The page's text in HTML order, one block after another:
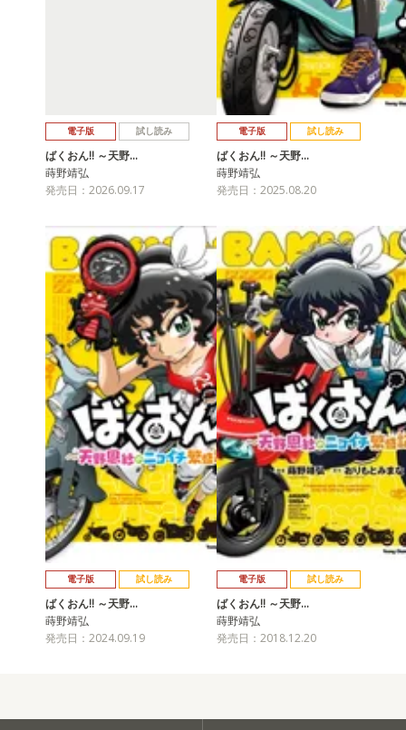
電子版 試し読み
ばくおん!! ～天野…
蒔野靖弘
発売日：2026.09.17
電子版 試し読み
ばくおん!! ～天野…
蒔野靖弘
発売日：2025.08.20
電子版 試し読み
ばくおん!! ～天野…
蒔野靖弘
発売日：2024.09.19
電子版 試し読み
ばくおん!! ～天野…
蒔野靖弘
発売日：2018.12.20